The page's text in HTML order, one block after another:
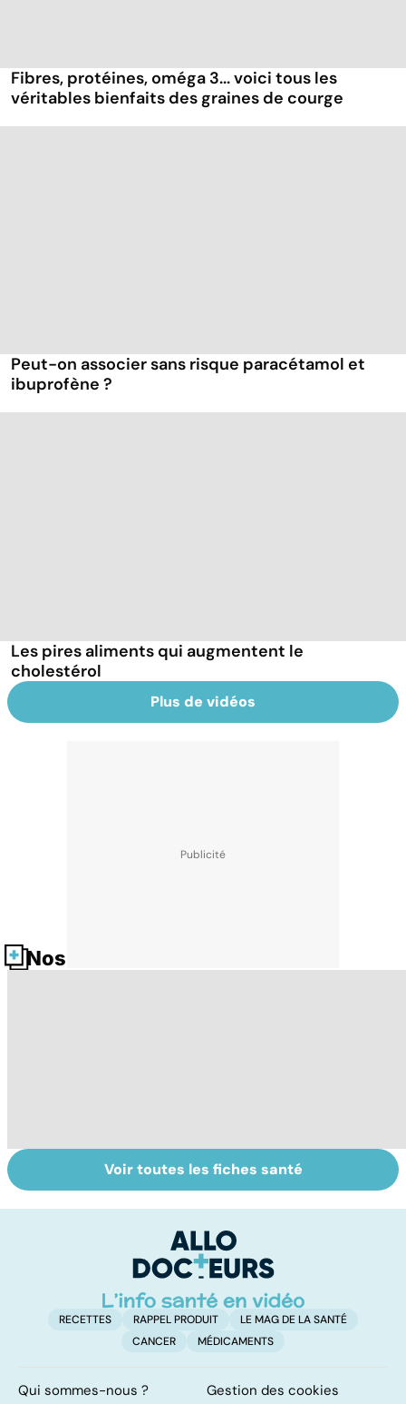
Fibres, protéines, oméga 3... voici tous les
véritables bienfaits des graines de courge
Peut-on associer sans risque paracétamol et
ibuprofène ?
Les pires aliments qui augmentent le
cholestérol
Plus de vidéos
Nos fiches santé
Troubles anxieux,
une anxiété
Un rhume, ça se
soigne ?
Voir toutes les fiches santé
RECETTES RAPPEL PRODUIT
LE MAG DE LA SANTÉ
CANCER
MÉDICAMENTS
Qui sommes-nous ? Gestion des cookies